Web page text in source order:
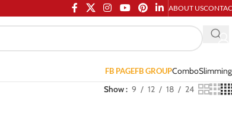
ABOUT US
FB PAGEFB GROUPComboSlimming
Show 9 12 18 24